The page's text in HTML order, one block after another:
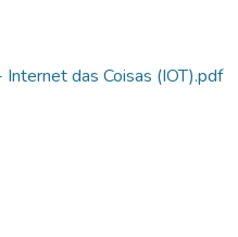
das Coisas (IOT).pdf